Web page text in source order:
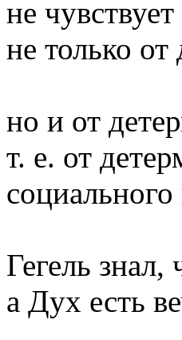
не
не только
но и от
т. е. от
Гегель
а Дух есть